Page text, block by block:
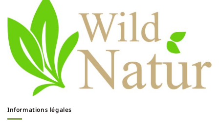
Informations légales